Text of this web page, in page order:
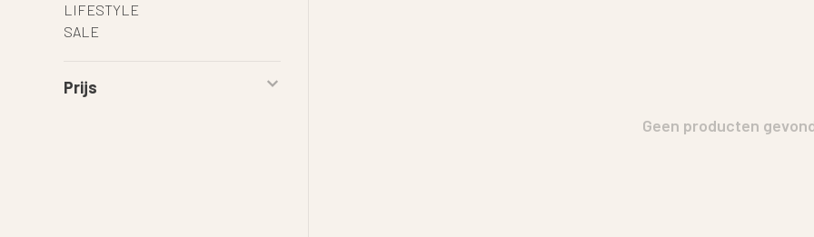
LIFESTYLE
SALE
Prijs
Geen producten